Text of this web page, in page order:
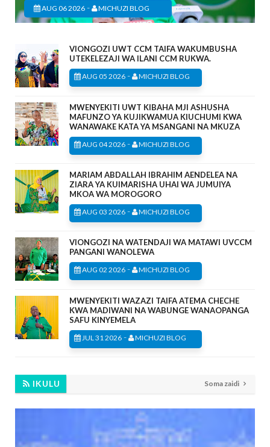
AUG 06 2026 - MICHUZI BLOG
VIONGOZI UWT CCM TAIFA WAKUMBUSHA
UTEKELEZAJI WA ILANI CCM RUKWA.
AUG 05 2026 - MICHUZI BLOG
MWENYEKITI UWT KIBAHA MJI ASHUSHA
MAFUNZO YA KUJIKWAMUA KIUCHUMI KWA
WANAWAKE KATA YA MSANGANI NA MKUZA
AUG 04 2026 - MICHUZI BLOG
MARIAM ABDALLAH IBRAHIM AENDELEA NA
ZIARA YA KUIMARISHA UHAI WA JUMUIYA
MKOA WA MOROGORO
AUG 03 2026 - MICHUZI BLOG
VIONGOZI NA WATENDAJI WA MATAWI UVCCM
PANGANI WANOLEWA
AUG 02 2026 - MICHUZI BLOG
MWENYEKITI WAZAZI TAIFA ATEMA CHECHE
KWA MADIWANI NA WABUNGE WANAOPANGA
SAFU KINYEMELA
JUL 31 2026 - MICHUZI BLOG
IKULU Soma zaidi